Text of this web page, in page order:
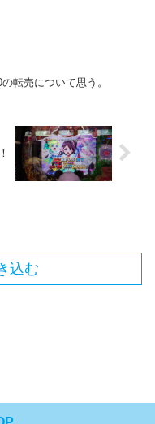
転売について思う。
込む